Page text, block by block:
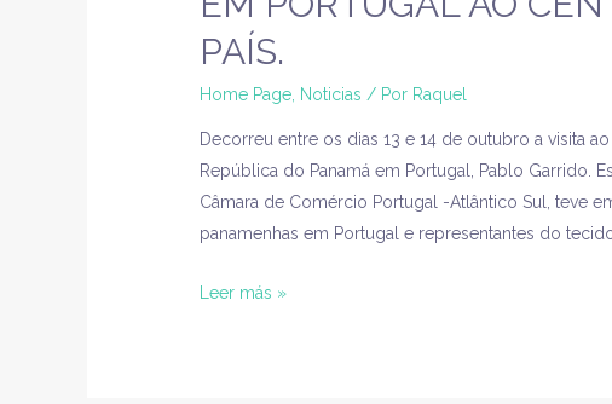
PAÍS.
Home Page Noticias / Por Raquel
Decorreu entre os dias 13 e 14 de outubro a visita
República do Panamá em Portugal, Pablo Garrido.
Câmara de Comércio Portugal -Atlântico Sul, teve
panamenhas em Portugal e representantes do
Leer más »